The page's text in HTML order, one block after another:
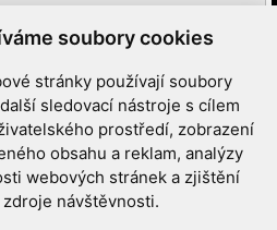
soubory cookies
stránky používají soubory
sledovací nástroje s cílem
prostředí, zobrazení
obsahu a reklam, analýzy
webových stránek a zjištění
zdroje návštěvnosti.
|Hvězdárna a planetárium
se serverem Astro.cz